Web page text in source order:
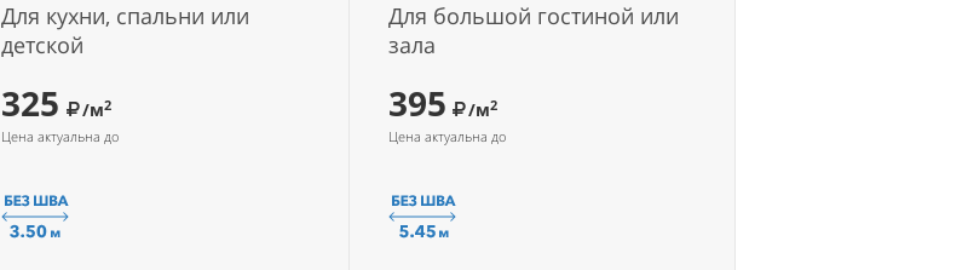
Для кухни, спальни или
детской
325 /м2
Цена актуальна до
Для большой гостиной или
зала
395 /м2
Цена актуальна до